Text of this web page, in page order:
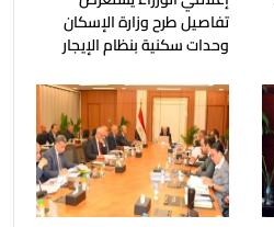
تفاصيل طرح وزارة الإسكان
وحدات سكنية بنظام الإيجار